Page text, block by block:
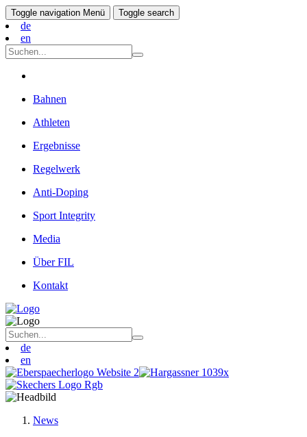
Toggle navigation Menü Toggle search
de
en
Bahnen
Athleten
Ergebnisse
Regelwerk
Anti-Doping
Sport Integrity
Media
Über FIL
Kontakt
de
en
News